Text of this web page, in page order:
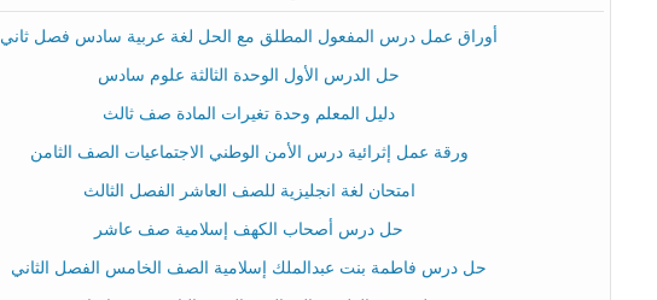
أوراق عمل درس المفعول المطلق مع الحل لغة عربية سادس فصل ثاني
حل الدرس الأول الوحدة الثالثة علوم سادس
دليل المعلم وحدة تغيرات المادة صف ثالث
ورقة عمل إثرائية درس الأمن الوطني الاجتماعيات الصف الثامن
امتحان لغة انجليزية للصف العاشر الفصل الثالث
حل درس أصحاب الكهف إسلامية صف عاشر
حل درس فاطمة بنت عبدالملك إسلامية الصف الخامس الفصل الثاني